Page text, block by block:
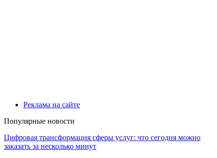
Реклама на сайте
Популярные новости
Цифровая трансформация сферы услуг: что сегодня можно
заказать за несколько минут